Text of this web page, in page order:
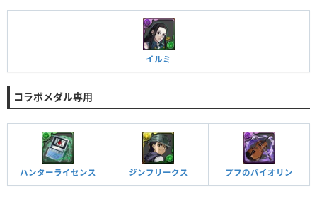
イルミ
コラボメダル専用
ハンターライセンス ジンフリークス プフのバイオリン